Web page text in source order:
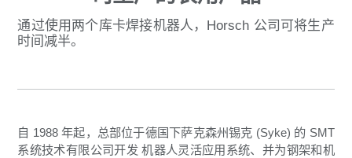
通过使用两个库卡焊接机器人，Horsch 公司可将生产
时间减半。
自 1988 年起，总部位于德国下萨克森州锡克 (Syke) 的 SMT
系统技术有限公司开发 机器人灵活应用系统、并为钢架和机